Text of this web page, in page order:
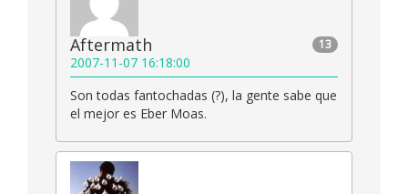
13
Aftermath
2007-11-07 16:18:00
Son todas fantochadas (?), la gente sabe que
el mejor es Eber Moas.